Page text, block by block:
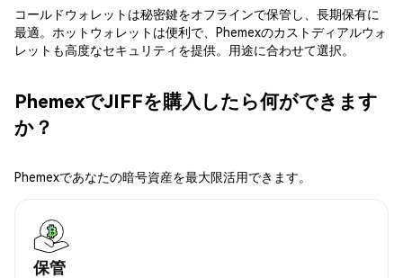
コールドウォレットは秘密鍵をオフラインで保管し、長期保有に
最適。ホットウォレットは便利で、Phemexのカストディアルウォ
レットも高度なセキュリティを提供。用途に合わせて選択。
PhemexでJIFFを購入したら何ができます
か？
Phemexであなたの暗号資産を最大限活用できます。
保管